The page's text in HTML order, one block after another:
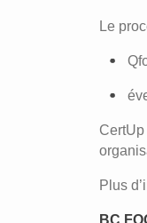
Le
CertUp
Plus
BC